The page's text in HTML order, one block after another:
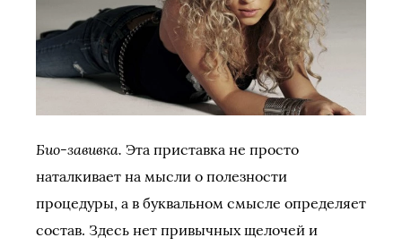
Био-завивка. Эта приставка не просто
наталкивает на мысли о полезности
процедуры, а в буквальном смысле определяет
состав. Здесь нет привычных щелочей и